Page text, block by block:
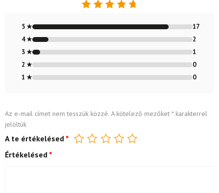
4.8/ 5
5 ★
17
4 ★
2
3 ★
1
2 ★
0
1 ★
0
Az e-mail címet nem tesszük közzé. A kötelező mezőket *karakterrel
jelöltük
A te értékelésed *
Értékelésed *